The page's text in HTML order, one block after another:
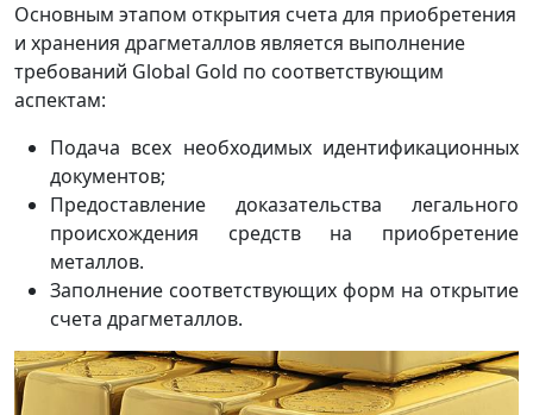
Основным этапом открытия счета для приобретения
и хранения драгметаллов является выполнение
требований Global Gold по соответствующим
аспектам:
Подача всех необходимых идентификационных
документов;
Предоставление доказательства легального
происхождения средств на приобретение
металлов.
Заполнение соответствующих форм на открытие
счета драгметаллов.